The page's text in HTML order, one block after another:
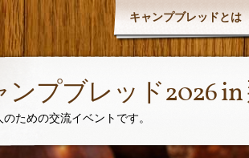
キャンプブレッドとは
ンプブレッド2026
ための交流イベントです。